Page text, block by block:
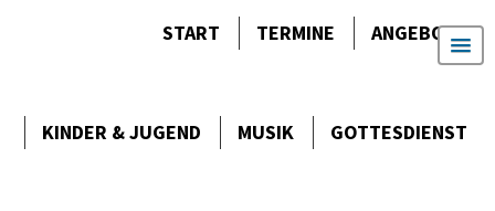
START TERMINE ANGEBOTE
KINDER & JUGEND MUSIK GOTTES­DIENST